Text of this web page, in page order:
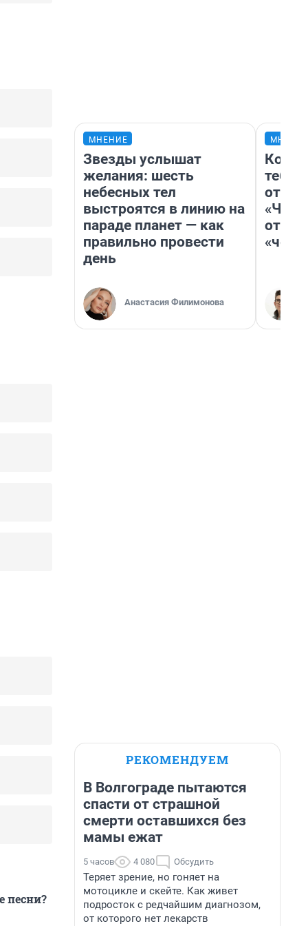
песни?
МНЕНИЕ
Звезды услышат
желания: шесть
небесных тел
выстроятся в линию на
параде планет — как
правильно провести
день
Анастасия Филимонова
тебя
РЕКОМЕНДУЕМ
В Волгограде пытаются
спасти от страшной
смерти оставшихся без
мамы ежат
5 часов 4 080 Обсудить
Теряет зрение, но гоняет на
мотоцикле и скейте. Как живет
подросток с редчайшим диагнозом,
от которого нет лекарств